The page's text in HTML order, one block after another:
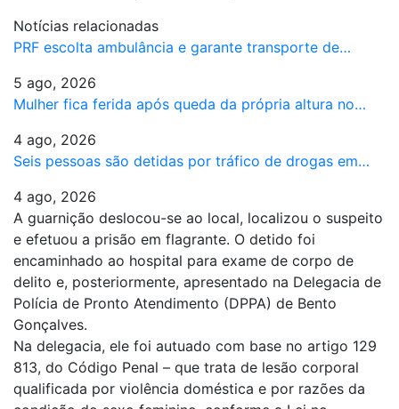
Notícias relacionadas
PRF escolta ambulância e garante transporte de…
5 ago, 2026
Mulher fica ferida após queda da própria altura no…
4 ago, 2026
Seis pessoas são detidas por tráfico de drogas em…
4 ago, 2026
A guarnição deslocou-se ao local, localizou o suspeito
e efetuou a prisão em flagrante. O detido foi
encaminhado ao hospital para exame de corpo de
delito e, posteriormente, apresentado na Delegacia de
Polícia de Pronto Atendimento (DPPA) de Bento
Gonçalves.
Na delegacia, ele foi autuado com base no artigo 129
813, do Código Penal – que trata de lesão corporal
qualificada por violência doméstica e por razões da